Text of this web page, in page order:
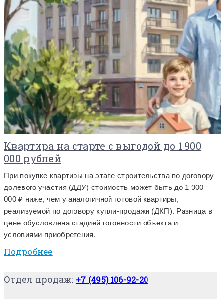
Квартира на старте с выгодой до 1 900
000 рублей
При покупке квартиры на этапе строительства по договору
долевого участия (ДДУ) стоимость может быть до 1 900
000 ₽ ниже, чем у аналогичной готовой квартиры,
реализуемой по договору купли-продажи (ДКП). Разница в
цене обусловлена стадией готовности объекта и
условиями приобретения.
Подробнее
Отдел продаж: +7 (495) 106-92-20